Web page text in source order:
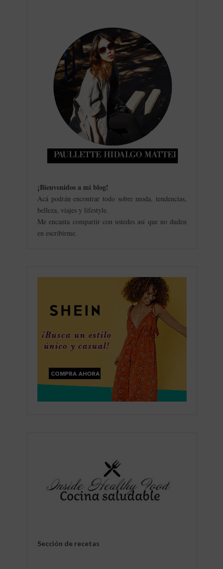
¡Bienvenidos a mi blog!
Acá podrán encontrar todo sobre moda, tendencias,
belleza, viajes y lifestyle.
Me encanta compartir con ustedes así que no duden
en escribirme.
Sección de recetas